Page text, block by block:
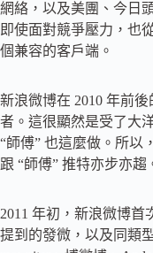
網絡，以及美團、今日
即使面對競爭壓力，也
個兼容的客戶端。
新浪微博在 2010 年前
者。這很顯然是受了大
“師傅” 也這麼做。所以
跟 “師傅” 推特亦步亦趨
2011 年初，新浪微博
提到的發微，以及同類